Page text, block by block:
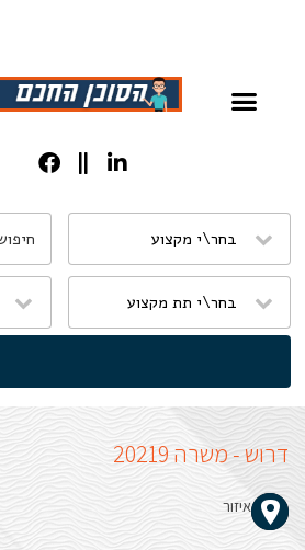
מֻפְעֶלֶת
מַעֲרֶכֶת
נָגִישׁ
בִּקְלִיק
לִנְגִישׁוּת
הָאֲתָר.
דרוש - משרה 20219
איזור